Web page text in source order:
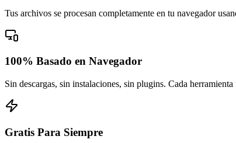
Tus archivos se procesan completamente en tu navegador
100% Basado en Navegador
Sin descargas, sin instalaciones, sin plugins. Cada
Gratis Para Siempre